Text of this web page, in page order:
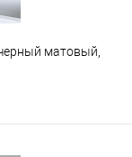
матовый,